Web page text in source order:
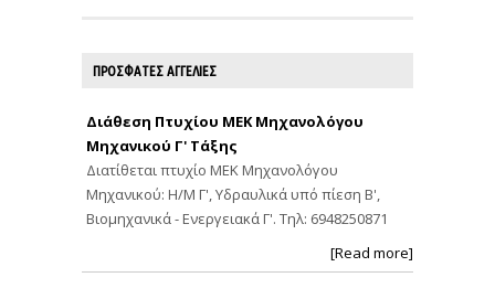
ΠΡΟΣΦΑΤΕΣ ΑΓΓΕΛΙΕΣ
Διάθεση Πτυχίου ΜΕΚ Μηχανολόγου
Μηχανικού Γ' Τάξης
Διατίθεται πτυχίο ΜΕΚ Μηχανολόγου
Μηχανικού: Η/Μ Γ', Υδραυλικά υπό πίεση Β',
Βιομηχανικά - Ενεργειακά Γ'. Τηλ: 6948250871
[Read more]